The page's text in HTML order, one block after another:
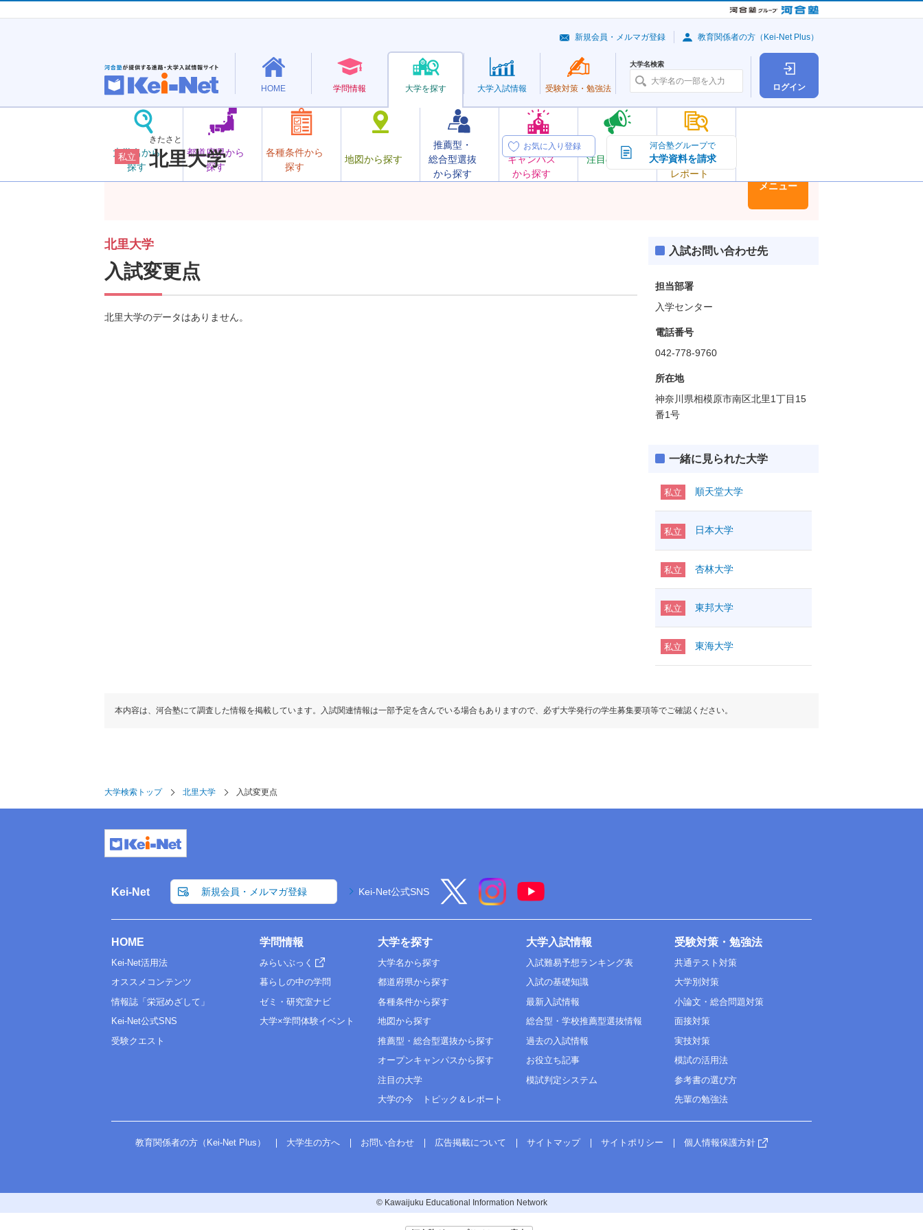
ログイン
HOME 学問情報 大学を探す
大学名から
探す
都道府県から
探す
各種条件から
探す
地図から探す
推薦型・
総合型選抜
から探す
オープン
キャンパス
から探す
注目の大学
大学の今
トピック＆
レポート
大学入試情報 受験対策・ 勉強法
大学名検索
新規会員・メルマガ登録 教育関係者の方（Kei-Net Plus）
私立
きたさと
北里大学
お気に入り登録 河合塾グループで
大学資料を請求
メニュー
北里大学
入試変更点
北里大学のデータはありません。
入試お問い合わせ先
担当部署
入学センター
電話番号
042-778-9760
所在地
神奈川県相模原市南区北里1丁目15
番1号
一緒に見られた大学
私立 順天堂大学
私立 日本大学
私立 杏林大学
私立 東邦大学
私立 東海大学
本内容は、河合塾にて調査した情報を掲載しています。入試関連情報は一部予定を含んでいる場合もありますので、必ず大学発行の学生募集要項等でご確認ください。
大学検索トップ 北里大学 入試変更点
Kei-Net 新規会員・メルマガ登録 Kei-Net公式SNS
HOME
Kei-Net活用法
オススメコンテンツ
情報誌「栄冠めざして」
Kei-Net公式SNS
受験クエスト
学問情報
みらいぶっく
暮らしの中の学問
ゼミ・研究室ナビ
大学×学問体験イベント
大学を探す
大学名から探す
都道府県から探す
各種条件から探す
地図から探す
推薦型・総合型選抜から探す
オープンキャンパスから探す
注目の大学
大学の今 トピック＆レポート
大学入試情報
入試難易予想ランキング表
入試の基礎知識
最新入試情報
総合型・学校推薦型選抜情報
過去の入試情報
お役立ち記事
模試判定システム
受験対策・勉強法
共通テスト対策
大学別対策
小論文・総合問題対策
面接対策
実技対策
模試の活用法
参考書の選び方
先輩の勉強法
教育関係者の方（Kei-Net Plus） 大学生の方へ お問い合わせ 広告掲載について サイトマップ サイトポリシー 個人情報保護方針
© Kawaijuku Educational Information Network